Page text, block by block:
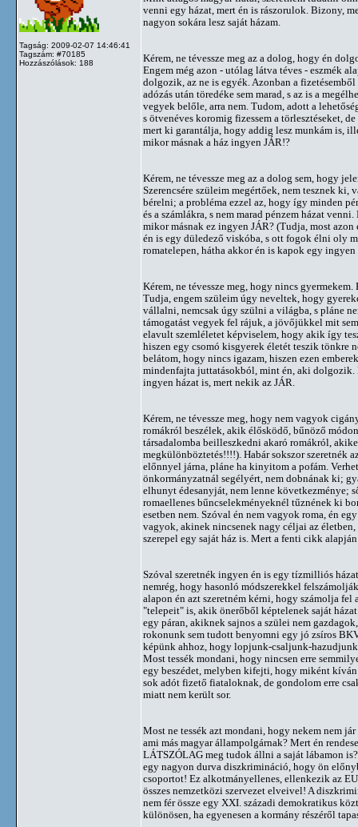
Tagság: 2009-02-07 14:46:41
Tagszám: #70185
Hozzászólások: 188
venni egy házat, mert én is rászorulok. Bizony,
nagyon sokára lesz saját házam.
Kérem, ne tévessze meg az a dolog, hogy én
Engem még azon - utólag látva téves - eszmék
dolgozik, az ne is egyék. Azonban a
adózás után töredéke sem marad, s az is a
vegyek belőle, arra nem. Tudom, adott a
s ötvenéves koromig fizessem a törlesztéseket,
mert ki garantálja, hogy addig lesz munkám is,
mikor másnak a ház ingyen JÁR!?
Kérem, ne tévessze meg az a dolog sem, hogy
Szerencsére szüleim megértőek, nem tesznek ki,
bérelni; a probléma ezzel az, hogy így minden
és a számlákra, s nem marad pénzem házat
mikor másnak ez ingyen JÁR? (Tudja, most
én is egy düledező viskóba, s ott fogok élni oly
romatelepen, hátha akkor én is kapok egy ingyen
Kérem, ne tévessze meg, hogy nincs
Tudja, engem szüleim úgy neveltek, hogy
vállalni, nemcsak úgy szülni a világba, s pláne
támogatást vegyek fel rájuk, a jövőjükkel mit
elavult szemléletet képviselem, hogy akik így
hiszen egy csomó kisgyerek életét teszik tönkre
belátom, hogy nincs igazam, hiszen ezen
mindenfajta juttatásokból, mint én, aki dolgozik.
ingyen házat is, mert nekik az JÁR.
Kérem, ne tévessze meg, hogy nem vagyok
romákról beszélek, akik élősködő, bűnöző
társadalomba beilleszkedni akaró romákról,
megkülönböztetés!!!!). Habár sokszor szeretnék
előnnyel járna, pláne ha kinyitom a pofám.
önkormányzatnál segélyért, nem dobnának ki;
elhunyt édesanyját, nem lenne következménye;
romaellenes bűncselekményeknél tűznének ki
esetben nem. Szóval én nem vagyok roma, én
vagyok, akinek nincsenek nagy céljai az
szerepel egy saját ház is. Mert a fenti cikk
Szóval szeretnék ingyen én is egy tízmilliós
nemrég, hogy hasonló módszerekkel
alapon én azt szeretném kérni, hogy számolja fel
"telepeit" is, akik önerőből képtelenek saját
egy páran, akiknek sajnos a szülei nem
rokonunk sem tudott benyomni egy jó zsíros
képünk ahhoz, hogy lopjunk-csaljunk-
Most tessék mondani, hogy nincsen erre
egy beszédet, melyben kifejti, hogy miként
sok adót fizető fiataloknak, de gondolom erre
miatt nem került sor.
Most ne tessék azt mondani, hogy nekem nem
ami más magyar állampolgárnak? Mert én
LÁTSZÓLAG meg tudok állni a saját lábamon
egy nagyon durva diszkrimináció, hogy ön
csoportot! Ez alkotmányellenes, ellenkezik az
összes nemzetközi szervezet elveivel! A
nem fér össze egy XXI. századi demokratikus
különösen, ha egyenesen a kormány részéről